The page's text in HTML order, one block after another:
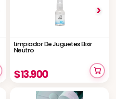
›
Limpiador De Juguetes Elixir
Neutro
$13.900